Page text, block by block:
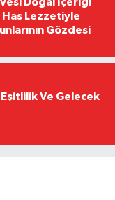
Lezzetiyle
Gözdesi
Eşitlilik Ve Gelecek